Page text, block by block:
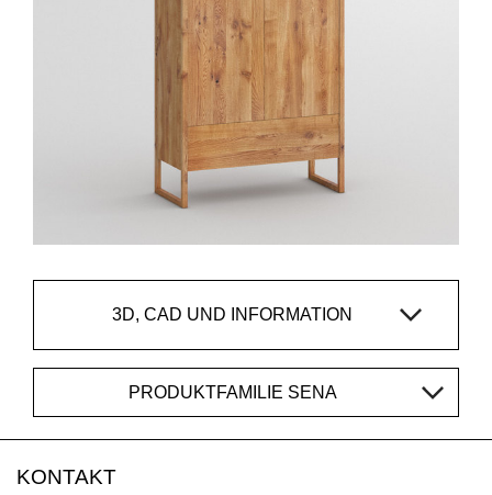
3D, CAD UND INFORMATION
PRODUKTFAMILIE SENA
KONTAKT